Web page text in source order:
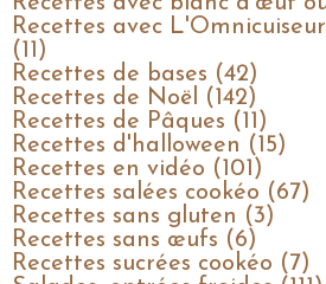
Recettes avec
(11)
Recettes de bases (42)
Recettes de Noël (142)
Recettes de Pâques (11)
Recettes d'halloween (15)
Recettes en vidéo (101)
Recettes salées cookéo (67)
Recettes sans gluten (3)
Recettes sans œufs (6)
Recettes sucrées cookéo (7)